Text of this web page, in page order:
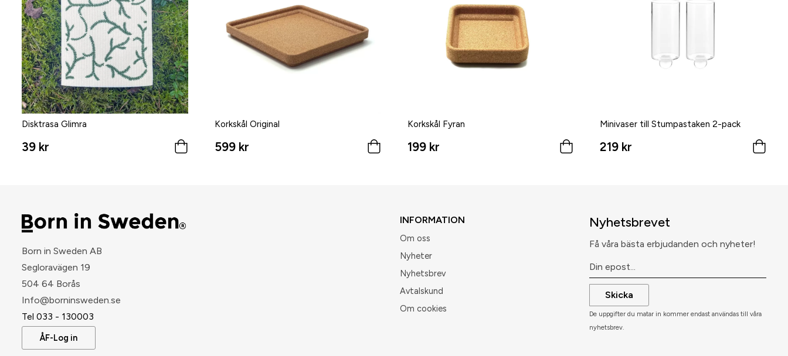
Disktrasa Glimra
39 kr
Korkskål Original
599 kr
Korkskål Fyran
199 kr
Minivaser till Stumpastaken 2-pack
219 kr
Born in Sweden AB
Segloravägen 19
504 64 Borås
​Info@borninsweden.se
Tel 033 - 130003
ÅF-Log in
INFORMATION
Om oss
Nyheter
Nyhetsbrev
Avtalskund
Om cookies
Nyhetsbrevet
Få våra bästa erbjudanden och nyheter!
Skicka
De uppgifter du matar in kommer endast användas till våra
nyhetsbrev.